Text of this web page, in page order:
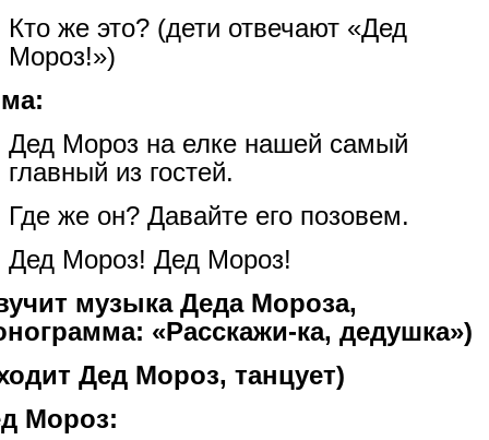
Кто же это? (дети отвечают «Дед
Мороз!»)
Дед Мороз на елке нашей самый
главный из гостей.
Где же он? Давайте его позовем.
Дед Мороз! Дед Мороз!
музыка Деда Мороза,
«Расскажи-ка, дедушка»)
Дед Мороз, танцует)
Мороз: